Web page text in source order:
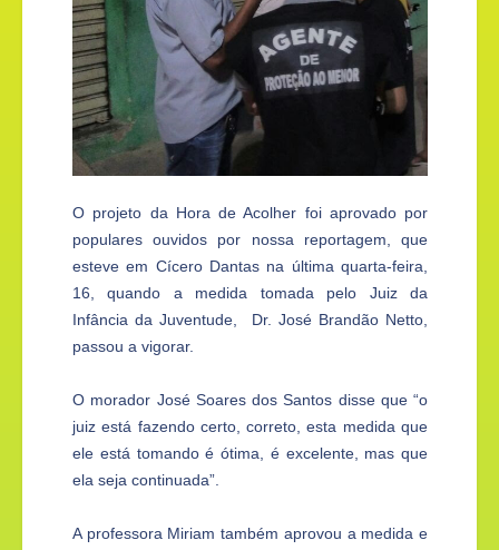
O projeto da Hora de Acolher foi aprovado por
populares ouvidos por nossa reportagem, que
esteve em Cícero Dantas na última quarta-feira,
16, quando a medida tomada pelo Juiz da
Infância da Juventude, Dr. José Brandão Netto,
passou a vigorar.
O morador José Soares dos Santos disse que “o
juiz está fazendo certo, correto, esta medida que
ele está tomando é ótima, é excelente, mas que
ela seja continuada”.
A professora Miriam também aprovou a medida e